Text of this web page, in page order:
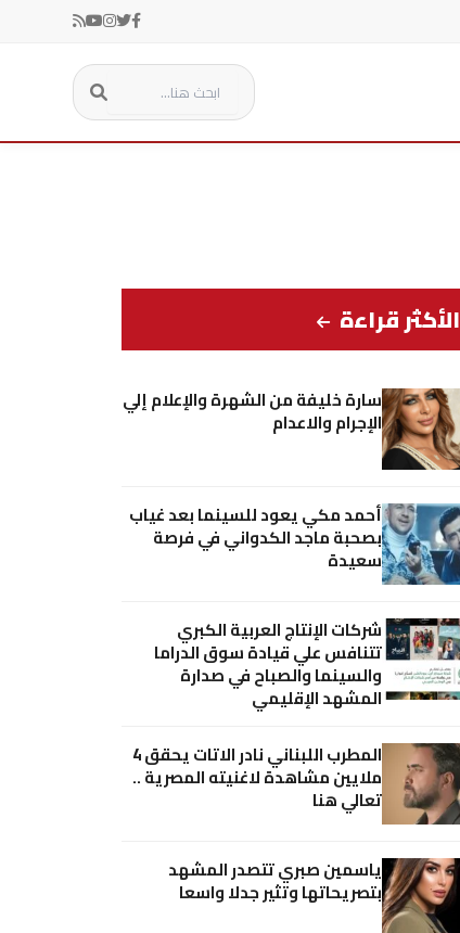
الأكثر قراءة
سارة خليفة من الشهرة والإعلام إلي
الإجرام والاعدام
أحمد مكي يعود للسينما بعد غياب
بصحبة ماجد الكدواني في فرصة
سعيدة
شركات الإنتاج العربية الكبري
تتنافس علي قيادة سوق الدراما
والسينما والصباح في صدارة
المشهد الإقليمي
المطرب اللبناني نادر الاتات يحقق 4
ملايين مشاهدة لاغنيته المصرية ..
تعالي هنا
ياسمين صبري تتصدر المشهد
بتصريحاتها وتثير جدلا واسعا